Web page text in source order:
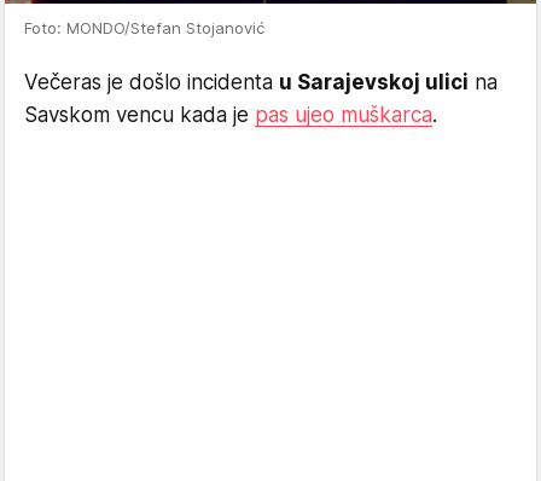
Foto: MONDO/Stefan Stojanović
Večeras je došlo incidenta u Sarajevskoj ulici na
Savskom vencu kada je pas ujeo muškarca.